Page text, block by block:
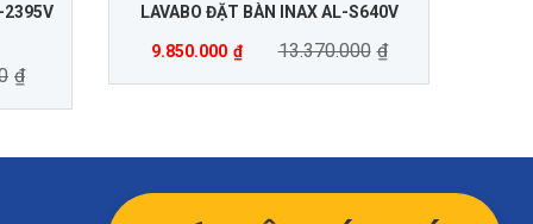
2395V
₫
LAVABO ĐẶT BÀN INAX AL-S640V
9.850.000 ₫ 13.370.000 ₫